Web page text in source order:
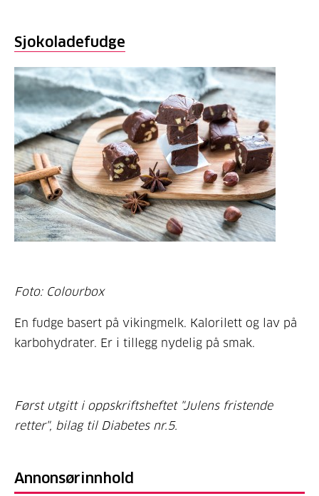
Sjokoladefudge
Foto: Colourbox
En fudge basert på vikingmelk. Kalorilett og lav på
karbohydrater. Er i tillegg nydelig på smak.
Først utgitt i oppskriftsheftet "Julens fristende
retter", bilag til Diabetes nr.5.
Annonsørinnhold